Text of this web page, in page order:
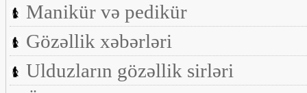
Manikür və pedikür
Gözəllik xəbərləri
Ulduzların gözəllik sirləri